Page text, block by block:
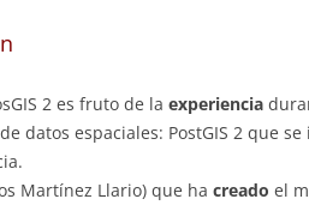
2 es fruto de la experiencia
datos espaciales: PostGIS 2 que
Martínez Llario) que ha creado el